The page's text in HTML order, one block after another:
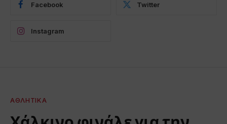
Facebook Twitter
Instagram
ΑΘΛΗΤΙΚΆ